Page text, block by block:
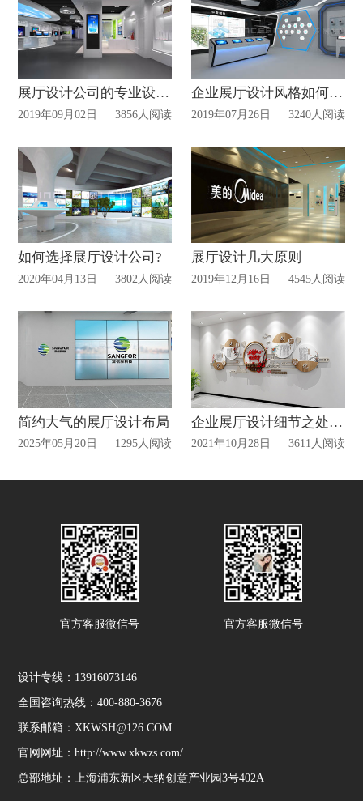
展厅设计公司的专业设计理念
2019年09月02日 3856人阅读
企业展厅设计风格如何把握
2019年07月26日 3240人阅读
如何选择展厅设计公司?
2020年04月13日 3802人阅读
展厅设计几大原则
2019年12月16日 4545人阅读
简约大气的展厅设计布局
2025年05月20日 1295人阅读
企业展厅设计细节之处——文化墙设计
2021年10月28日 3611人阅读
官方客服微信号 官方客服微信号
设计专线：13916073146
全国咨询热线：400-880-3676
联系邮箱：XKWSH@126.COM
官网网址：http://www.xkwzs.com/
总部地址：上海浦东新区天纳创意产业园3号402A